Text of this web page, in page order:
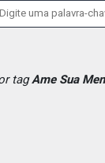
tagAme Sua